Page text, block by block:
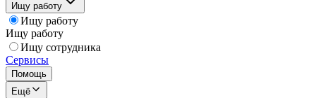
Ищу работу
Ищу работу
Ищу работу
Ищу сотрудника
Сервисы
Помощь
Ещё